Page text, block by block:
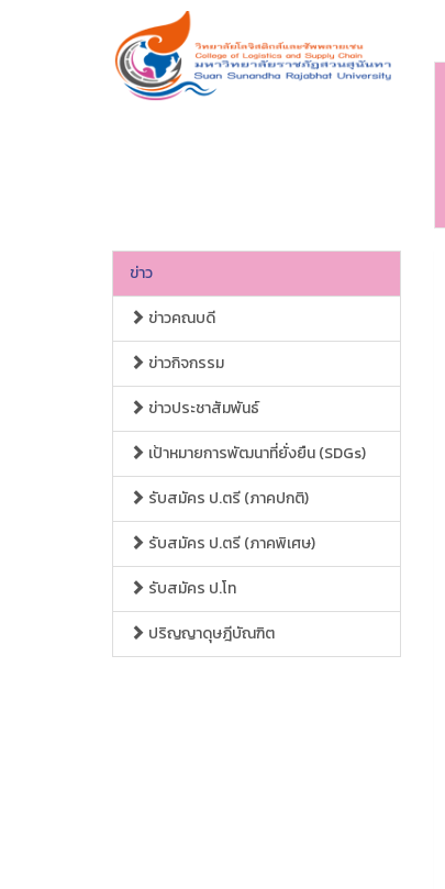
ข่าว
ข่าวคณบดี
ข่าวกิจกรรม
ข่าวประชาสัมพันธ์
เป้าหมายการพัฒนาที่ยั่งยืน (SDGs)
รับสมัคร ป.ตรี (ภาคปกติ)
รับสมัคร ป.ตรี (ภาคพิเศษ)
รับสมัคร ป.โท
ปริญญาดุษฎีบัณฑิต